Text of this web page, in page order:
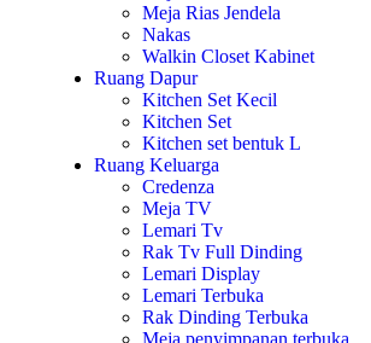
Meja Rias Jendela
Nakas
Walkin Closet Kabinet
Ruang Dapur
Kitchen Set Kecil
Kitchen Set
Kitchen set bentuk L
Ruang Keluarga
Credenza
Meja TV
Lemari Tv
Rak Tv Full Dinding
Lemari Display
Lemari Terbuka
Rak Dinding Terbuka
Meja penyimpanan terbuka